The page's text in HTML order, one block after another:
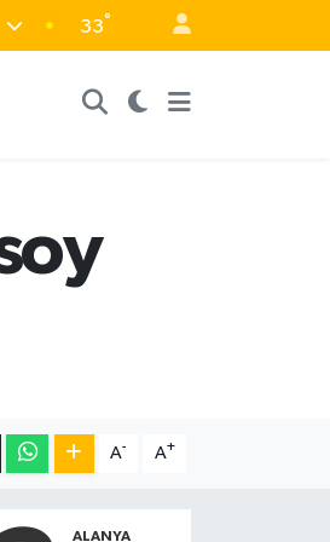
33°
A- A+
ALANYA